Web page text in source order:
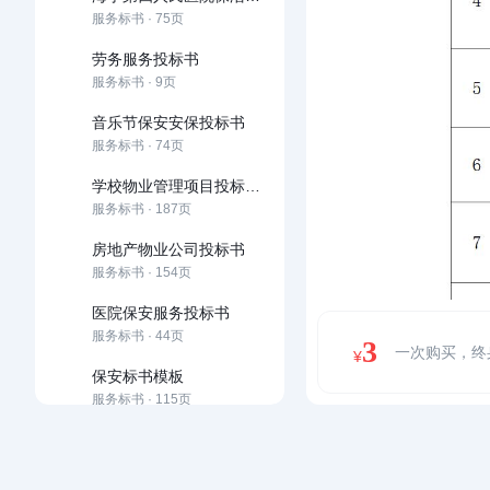
服务标书 · 75页
劳务服务投标书
服务标书 · 9页
音乐节保安安保投标书
服务标书 · 74页
服务标书 · 187页
房地产物业公司投标书
服务标书 · 154页
医院保安服务投标书
服务标书 · 44页
保安标书模板
服务标书 · 115页
¥3 一次购买，